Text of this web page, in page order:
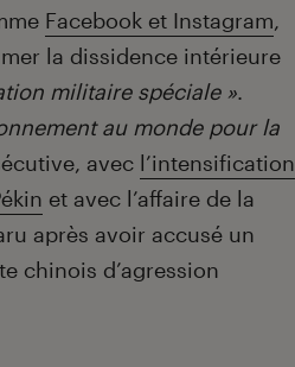
Facebook et Instagram,
la dissidence intérieure
militaire spéciale ».
au monde pour la
avec l’intensification
et avec l’affaire de la
après avoir accusé un
chinois d’agression